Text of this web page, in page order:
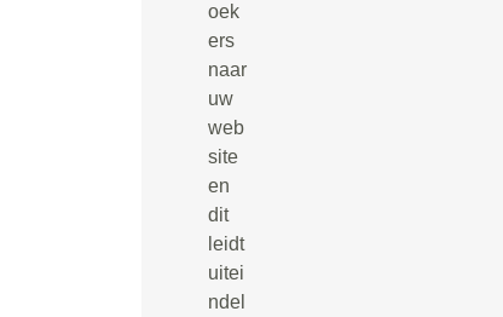
oek
ers
naar
uw
web
site
en
dit
leidt
uitei
ndel